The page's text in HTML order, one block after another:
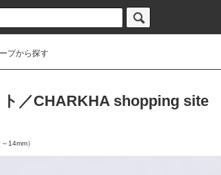
プから探す
／CHARKHA shopping site
14mm）